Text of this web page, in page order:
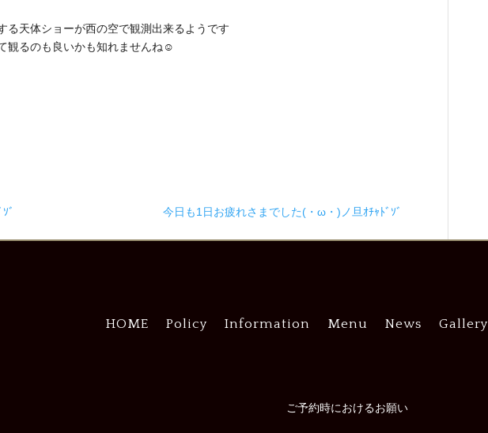
る天体ショーが西の空で観測出来るようです
観るのも良いかも知れませんね☺️
ﾞ
今日も1日お疲れさまでした(・ω・)ノ旦ｵﾁｬﾄﾞｿﾞ
HOME Policy Information Menu News Gallery
ご予約時におけるお願い